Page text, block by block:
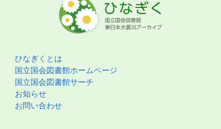
ひなぎくとは
国立国会図書館ホームページ
国立国会図書館サーチ
お知らせ
お問い合わせ